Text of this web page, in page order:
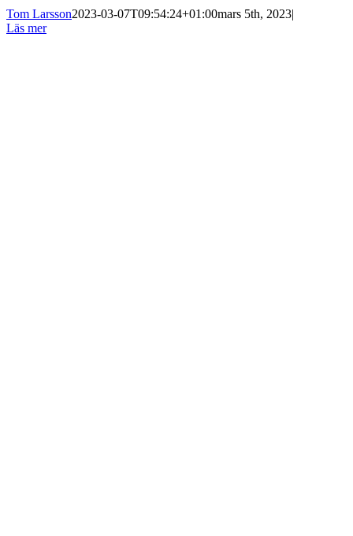
Tom Larsson2023-03-07T09:54:24+01:00mars 5th, 2023|
Läs mer